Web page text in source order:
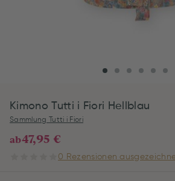
Kimono Tutti i Fiori Hellblau
Sammlung Tutti i Fiori
ab47,95 €
0 Rezensionen